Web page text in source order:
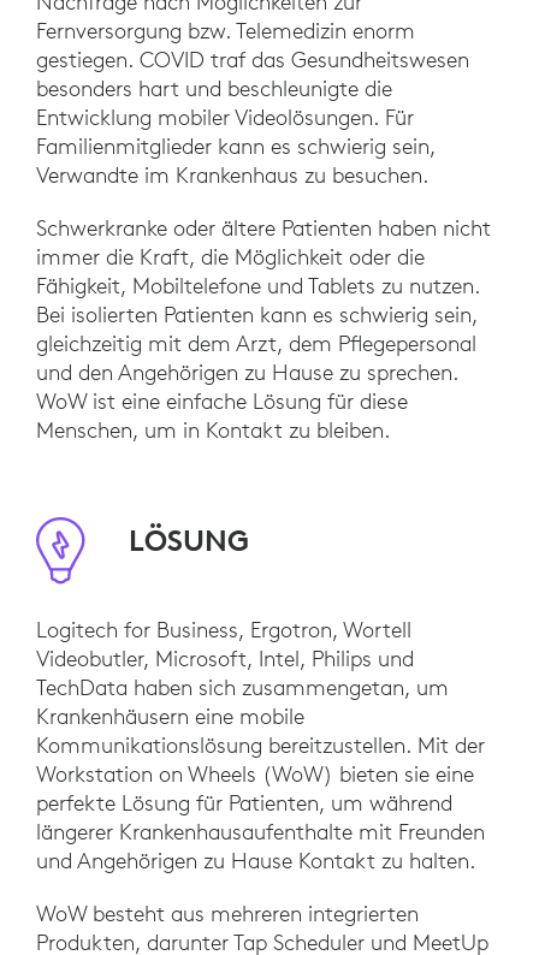
Fernversorgung bzw. Telemedizin enorm
gestiegen. COVID traf das Gesundheitswesen
besonders hart und beschleunigte die
Entwicklung mobiler Videolösungen. Für
Familienmitglieder kann es schwierig sein,
Verwandte im Krankenhaus zu besuchen.
Schwerkranke oder ältere Patienten haben nicht
immer die Kraft, die Möglichkeit oder die
Fähigkeit, Mobiltelefone und Tablets zu nutzen.
Bei isolierten Patienten kann es schwierig sein,
gleichzeitig mit dem Arzt, dem Pflegepersonal
und den Angehörigen zu Hause zu sprechen.
WoW ist eine einfache Lösung für diese
Menschen, um in Kontakt zu bleiben.
LÖSUNG
Logitech for Business, Ergotron, Wortell
Videobutler, Microsoft, Intel, Philips und
TechData haben sich zusammengetan, um
Krankenhäusern eine mobile
Kommunikationslösung bereitzustellen. Mit der
Workstation on Wheels (WoW) bieten sie eine
perfekte Lösung für Patienten, um während
längerer Krankenhausaufenthalte mit Freunden
und Angehörigen zu Hause Kontakt zu halten.
WoW besteht aus mehreren integrierten
Produkten, darunter Tap Scheduler und MeetUp